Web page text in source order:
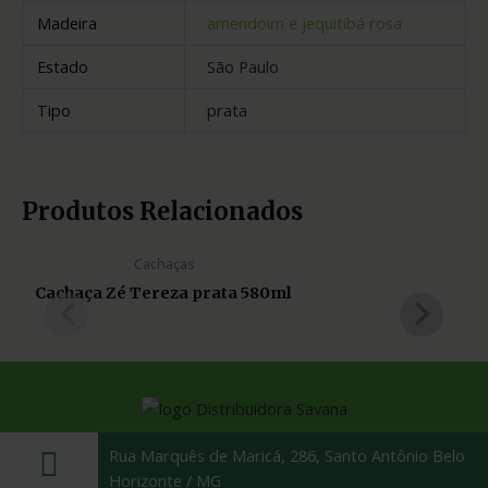
Madeira
amendoim e jequitibá rosa
Estado
São Paulo
Tipo
prata
Produtos Relacionados
Cachaças
Cachaça Zé Tereza prata 580ml
Rua Marquês de Maricá, 286, Santo Antônio Belo
Horizonte / MG